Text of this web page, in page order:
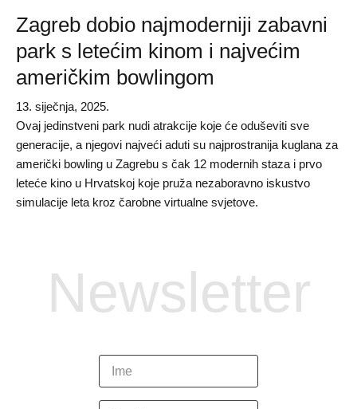
Zagreb dobio najmoderniji zabavni
park s letećim kinom i najvećim
američkim bowlingom
13. siječnja, 2025.
Ovaj jedinstveni park nudi atrakcije koje će oduševiti sve
generacije, a njegovi najveći aduti su najprostranija kuglana za
američki bowling u Zagrebu s čak 12 modernih staza i prvo
leteće kino u Hrvatskoj koje pruža nezaboravno iskustvo
simulacije leta kroz čarobne virtualne svjetove.
Newsletter